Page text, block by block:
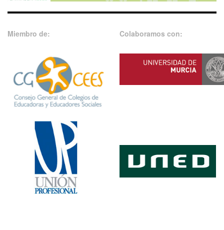
Miembro de: Colaboramos con: